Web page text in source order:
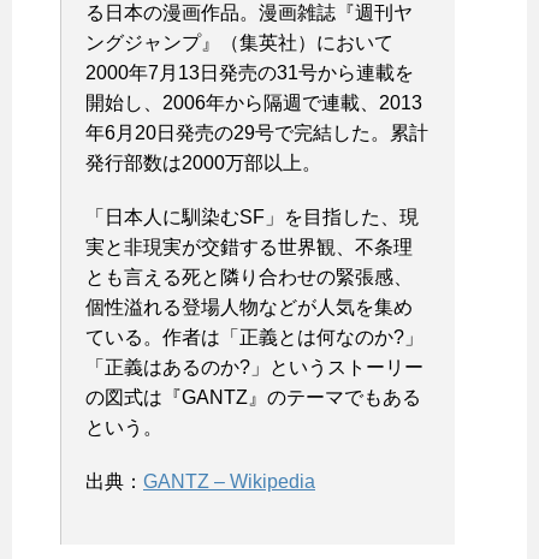
る日本の漫画作品。漫画雑誌『週刊ヤ
ングジャンプ』（集英社）において
2000年7月13日発売の31号から連載を
開始し、2006年から隔週で連載、2013
年6月20日発売の29号で完結した。累計
発行部数は2000万部以上。
「日本人に馴染むSF」を目指した、現
実と非現実が交錯する世界観、不条理
とも言える死と隣り合わせの緊張感、
個性溢れる登場人物などが人気を集め
ている。作者は「正義とは何なのか?」
「正義はあるのか?」というストーリー
の図式は『GANTZ』のテーマでもある
という。
出典： GANTZ – Wikipedia